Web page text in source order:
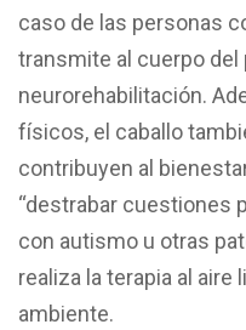
caso de las personas
transmite al cuerpo del
neurorehabilitación.
físicos, el caballo
contribuyen al
“destrabar cuestiones
con autismo u otras
realiza la terapia al aire
ambiente.